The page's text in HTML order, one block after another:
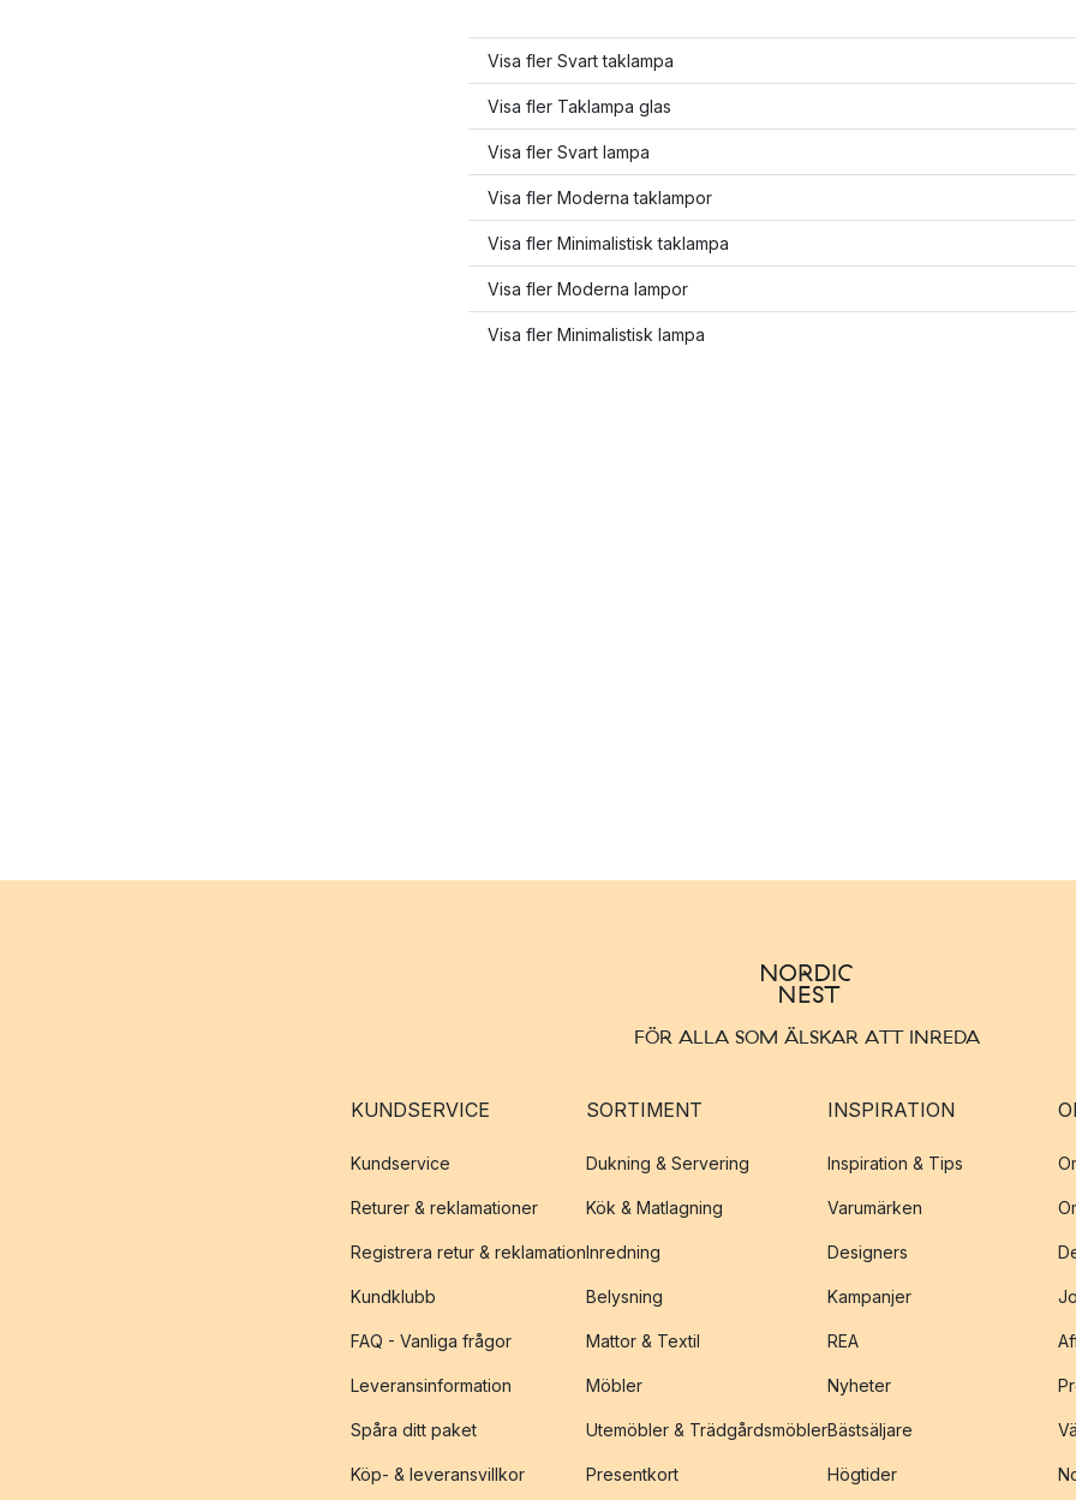
Visa fler Svart taklampa
Visa fler Taklampa glas
Visa fler Svart lampa
Visa fler Moderna taklampor
Visa fler Minimalistisk taklampa
Visa fler Moderna lampor
Visa fler Minimalistisk lampa
FÖR ALLA SOM ÄLSKAR ATT INREDA
KUNDSERVICE
Kundservice
Returer & reklamationer
Registrera retur & reklamation
Kundklubb
FAQ - Vanliga frågor
Leveransinformation
Spåra ditt paket
Köp- & leveransvillkor
SORTIMENT
Dukning & Servering
Kök & Matlagning
Inredning
Belysning
Mattor & Textil
Möbler
Utemöbler & Trädgårdsmöbler
Presentkort
INSPIRATION
Inspiration & Tips
Varumärken
Designers
Kampanjer
REA
Nyheter
Bästsäljare
Högtider